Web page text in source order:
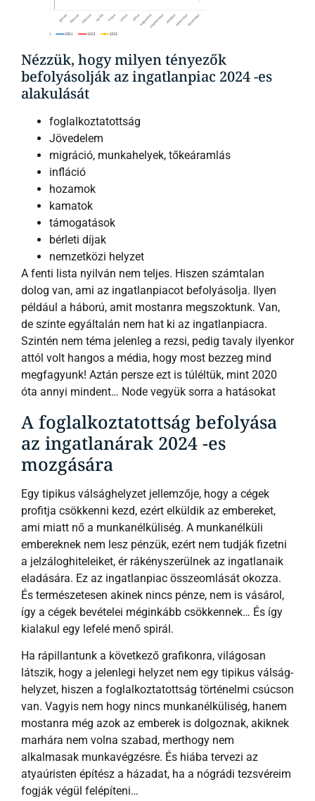
Nézzük, hogy milyen tényezők
befolyásolják az ingatlanpiac 2024 -es
alakulását
foglalkoztatottság
Jövedelem
migráció, munkahelyek, tőkeáramlás
infláció
hozamok
kamatok
támogatások
bérleti díjak
nemzetközi helyzet
A fenti lista nyilván nem teljes. Hiszen számtalan
dolog van, ami az ingatlanpiacot befolyásolja. Ilyen
például a háború, amit mostanra megszoktunk. Van,
de szinte egyáltalán nem hat ki az ingatlanpiacra.
Szintén nem téma jelenleg a rezsi, pedig tavaly ilyenkor
attól volt hangos a média, hogy most bezzeg mind
megfagyunk! Aztán persze ezt is túléltük, mint 2020
óta annyi mindent… Node vegyük sorra a hatásokat
A foglalkoztatottság befolyása
az ingatlanárak 2024 -es
mozgására
Egy tipikus válsághelyzet jellemzője, hogy a cégek
profitja csökkenni kezd, ezért elküldik az embereket,
ami miatt nő a munkanélküliség. A munkanélküli
embereknek nem lesz pénzük, ezért nem tudják fizetni
a jelzáloghiteleiket, ér rákényszerülnek az ingatlanaik
eladására. Ez az ingatlanpiac összeomlását okozza.
És természetesen akinek nincs pénze, nem is vásárol,
így a cégek bevételei méginkább csökkennek… És így
kialakul egy lefelé menő spirál.
Ha rápillantunk a következő grafikonra, világosan
látszik, hogy a jelenlegi helyzet nem egy tipikus válság-
helyzet, hiszen a foglalkoztatottság történelmi csúcson
van. Vagyis nem hogy nincs munkanélküliség, hanem
mostanra még azok az emberek is dolgoznak, akiknek
marhára nem volna szabad, merthogy nem
alkalmasak munkavégzésre. És hiába tervezi az
atyaúristen építész a házadat, ha a nógrádi tezsvéreim
fogják végül felépíteni…